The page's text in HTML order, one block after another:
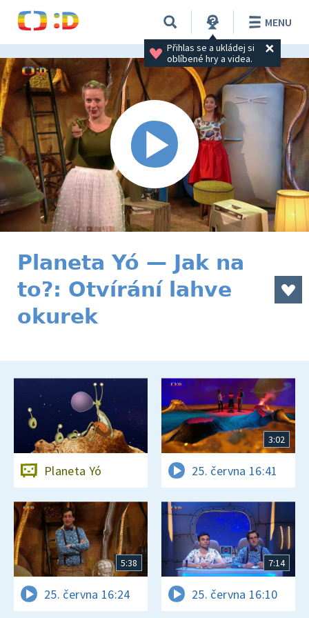
Přihlas se a ukládej si
oblíbené hry a videa.
MENU
Planeta Yó — Jak na
to?: Otvírání lahve
okurek
Planeta Yó
3:02
25. června 16:41
5:38
25. června 16:24
7:14
25. června 16:10